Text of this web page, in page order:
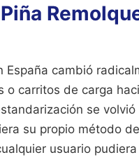
cambió
o carritos de carga
se
su propio método
usuario